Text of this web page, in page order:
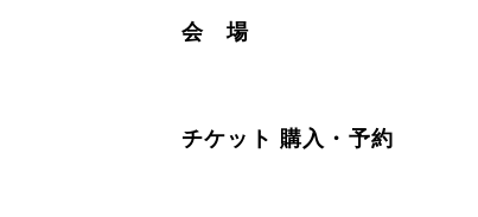
会 場
チケット 購入・予約